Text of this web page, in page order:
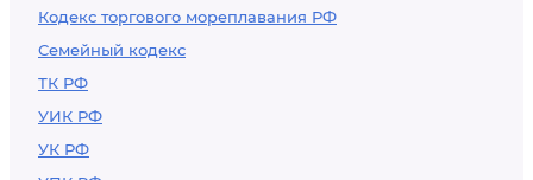
Кодекс торгового мореплавания РФ
Семейный кодекс
ТК РФ
УИК РФ
УК РФ